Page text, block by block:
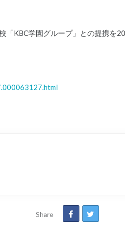
「KBC学園グループ」との提携を
Share